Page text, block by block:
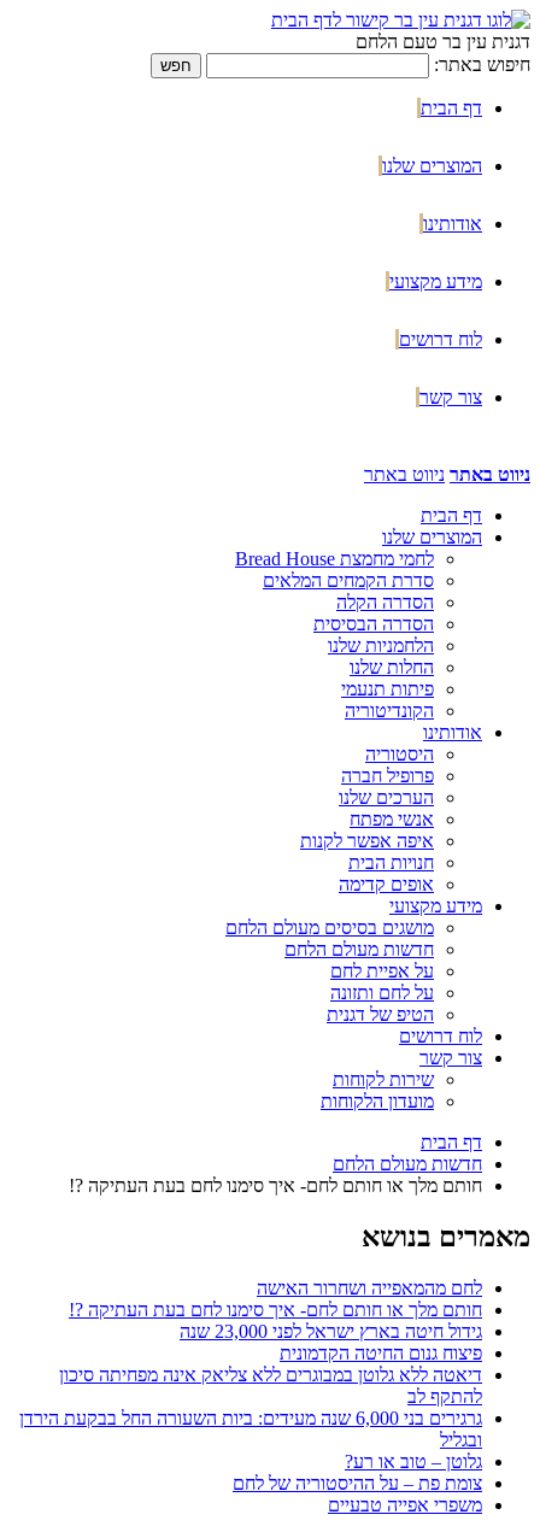
דגנית עין בר טעם הלחם
חיפוש באתר:
דף הבית
המוצרים שלנו
אודותינו
מידע מקצועי
לוח דרושים
צור קשר
ניווט באתר ניווט באתר
דף הבית
המוצרים שלנו
לחמי מחמצת Bread House
סדרת הקמחים המלאים
הסדרה הקלה
הסדרה הבסיסית
הלחמניות שלנו
החלות שלנו
פיתות תנעמי
הקונדיטוריה
אודותינו
היסטוריה
פרופיל חברה
הערכים שלנו
אנשי מפתח
איפה אפשר לקנות
חנויות הבית
אופים קדימה
מידע מקצועי
מושגים בסיסים מעולם הלחם
חדשות מעולם הלחם
על אפיית לחם
על לחם ותזונה
הטיפ של דגנית
לוח דרושים
צור קשר
שירות לקוחות
מועדון הלקוחות
דף הבית
חדשות מעולם הלחם
חותם מלך או חותם לחם- איך סימנו לחם בעת העתיקה ?!
מאמרים בנושא
לחם מהמאפייה ושחרור האישה
חותם מלך או חותם לחם- איך סימנו לחם בעת העתיקה ?!
גידול חיטה בארץ ישראל לפני 23,000 שנה
פיצוח גנום החיטה הקדמונית
דיאטה ללא גלוטן במבוגרים ללא צליאק אינה מפחיתה סיכון
להתקף לב
גרגירים בני 6,000 שנה מעידים: ביות השעורה החל בבקעת הירדן
ובגליל
גלוטן – טוב או רע?
צומת פת – על ההיסטוריה של לחם
משפרי אפייה טבעיים